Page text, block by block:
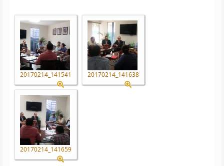
20170214_141541 20170214_141638
20170214_141659